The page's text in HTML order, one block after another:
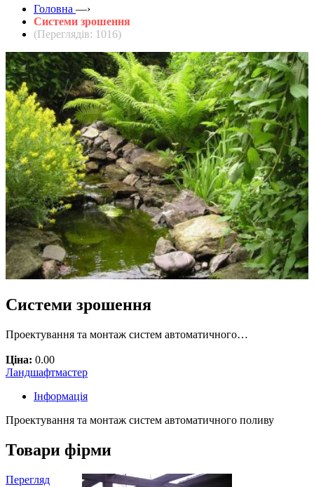
Головна —›
Системи зрошення
(Переглядів: 1016)
Системи зрошення
Проектування та монтаж систем автоматичного…
Ціна: 0.00
Ландшафтмастер
Інформація
Проектування та монтаж систем автоматичного поливу
Товари фірми
Перегляд